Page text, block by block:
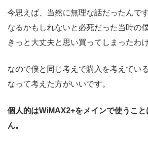
今思えば、当然に無理な話だったんで
なるかもしれないと必死だった当時の
きっと大丈夫と思い買ってしまったわけ
なので僕と同じ考えで購入を考えてい
なって考えた方がいいです。
個人的はWiMAX2+をメインで使うこ
ん。